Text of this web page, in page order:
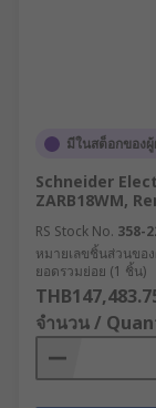
มีในสต็อกของ
Schneider
ZARB18WM,
RS Stock No. 358-
หมายเลขชิ้นส่วนขอ
ยอดรวมย่อย (1 ชิ้น)
จำนวน /